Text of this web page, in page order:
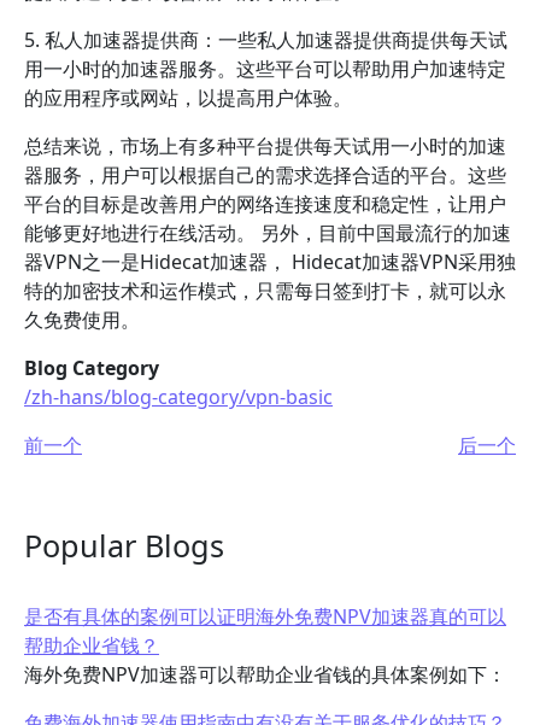
5. 私人加速器提供商：一些私人加速器提供商提供每天试
用一小时的加速器服务。这些平台可以帮助用户加速特定
的应用程序或网站，以提高用户体验。
总结来说，市场上有多种平台提供每天试用一小时的加速
器服务，用户可以根据自己的需求选择合适的平台。这些
平台的目标是改善用户的网络连接速度和稳定性，让用户
能够更好地进行在线活动。 另外，目前中国最流行的加速
器VPN之一是Hidecat加速器， Hidecat加速器VPN采用独
特的加密技术和运作模式，只需每日签到打卡，就可以永
久免费使用。
Blog Category
/zh-hans/blog-category/vpn-basic
前一个
后一个
Popular Blogs
是否有具体的案例可以证明海外免费NPV加速器真的可以
帮助企业省钱？
海外免费NPV加速器可以帮助企业省钱的具体案例如下：